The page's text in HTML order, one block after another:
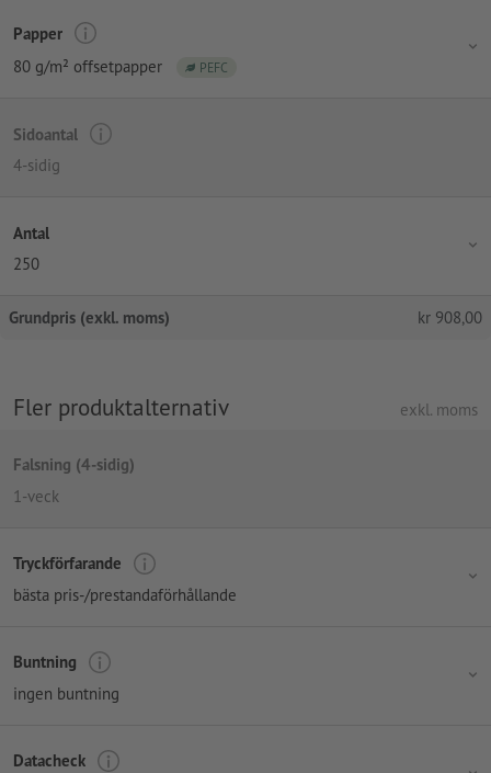
Papper
80 g/m² offsetpapper
PEFC
Sidoantal
4-sidig
Antal
250
Grundpris (exkl. moms) kr 908,00
Fler produktalternativ exkl. moms
Falsning (4-sidig)
1-veck
Tryckförfarande
bästa pris-/prestandaförhållande
Buntning
ingen buntning
Datacheck